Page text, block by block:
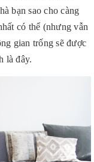
bạn sao cho càng
có thể (nhưng vẫn
gian trống sẽ được
là đây.